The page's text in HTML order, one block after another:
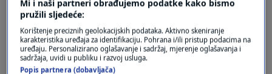
LIFESTYLE 16. sij.
Mi i naši partneri obrađujemo podatke kako bismo
pružili sljedeće:
Korištenje preciznih geolokacijskih podataka. Aktivno skeniranje
karakteristika uređaja za identifikaciju. Pohrana i/ili pristup podacima na
uređaju. Personalizirano oglašavanje i sadržaj, mjerenje oglašavanja i
sadržaja, uvidi u publiku i razvoj usluga.
Popis partnera (dobavljača)